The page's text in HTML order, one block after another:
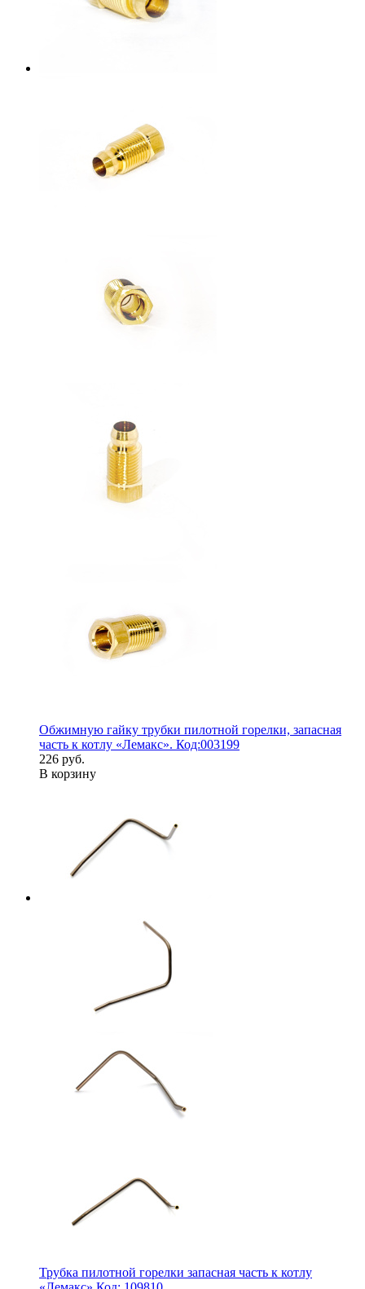
Обжимную гайку трубки пилотной горелки, запасная
часть к котлу «Лемакс». Код:003199
226 руб.
В корзину
Трубка пилотной горелки запасная часть к котлу